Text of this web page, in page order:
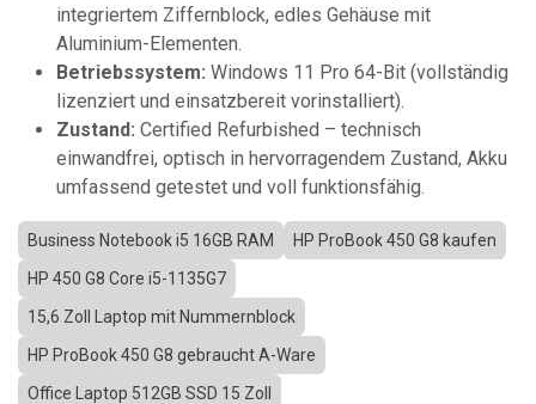
integriertem Ziffernblock, edles Gehäuse mit
Aluminium-Elementen.
Betriebssystem: Windows 11 Pro 64-Bit (vollständig
lizenziert und einsatzbereit vorinstalliert).
Zustand: Certified Refurbished – technisch
einwandfrei, optisch in hervorragendem Zustand, Akku
umfassend getestet und voll funktionsfähig.
Business Notebook i5 16GB RAM
HP ProBook 450 G8 kaufen
HP 450 G8 Core i5-1135G7
15,6 Zoll Laptop mit Nummernblock
HP ProBook 450 G8 gebraucht A-Ware
Office Laptop 512GB SSD 15 Zoll